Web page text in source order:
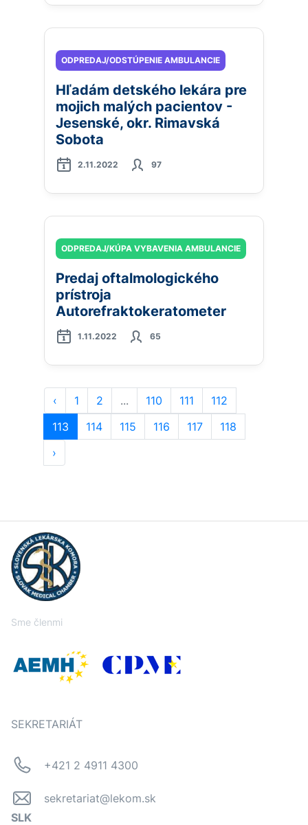
ODPREDAJ/ODSTÚPENIE AMBULANCIE
Hľadám detského lekára pre
mojich malých pacientov -
Jesenské, okr. Rimavská
Sobota
2.11.2022 97
ODPREDAJ/KÚPA VYBAVENIA AMBULANCIE
Predaj oftalmologického
prístroja
Autorefraktokeratometer
1.11.2022 65
‹ 1 2 ... 110 111
112
113
114 115 116 117
118
›
Sme členmi
SEKRETARIÁT
+421 2 4911 4300
sekretariat@lekom.sk
SLK